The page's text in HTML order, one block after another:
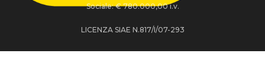
Sociale: € 780.000,00 i.v.
LICENZA SIAE N.817/I/07-293